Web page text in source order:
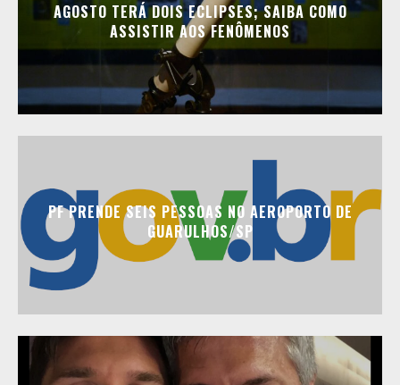
AGOSTO TERÁ DOIS ECLIPSES; SAIBA COMO
ASSISTIR AOS FENÔMENOS
PF PRENDE SEIS PESSOAS NO AEROPORTO DE
GUARULHOS/SP